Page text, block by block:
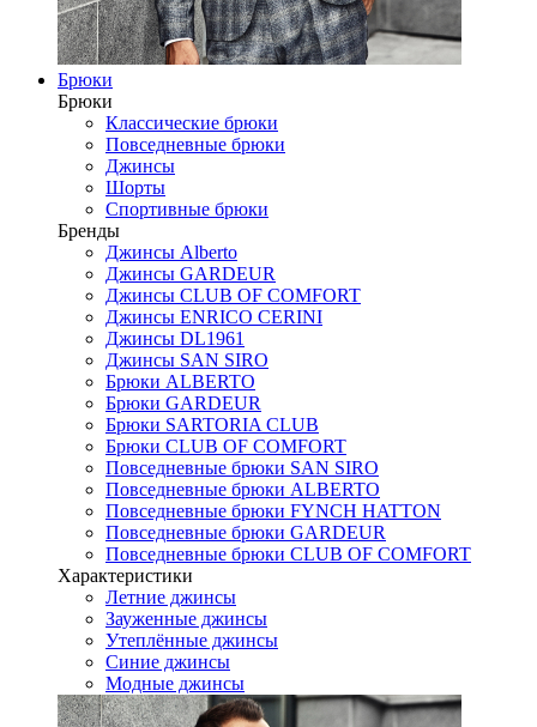
Брюки
Брюки
Классические брюки
Повседневные брюки
Джинсы
Шорты
Спортивные брюки
Бренды
Джинсы Alberto
Джинсы GARDEUR
Джинсы CLUB OF COMFORT
Джинсы ENRICO CERINI
Джинсы DL1961
Джинсы SAN SIRO
Брюки ALBERTO
Брюки GARDEUR
Брюки SARTORIA CLUB
Брюки CLUB OF COMFORT
Повседневные брюки SAN SIRO
Повседневные брюки ALBERTO
Повседневные брюки FYNCH HATTON
Повседневные брюки GARDEUR
Повседневные брюки CLUB OF COMFORT
Характеристики
Летние джинсы
Зауженные джинсы
Утеплённые джинсы
Синие джинсы
Модные джинсы